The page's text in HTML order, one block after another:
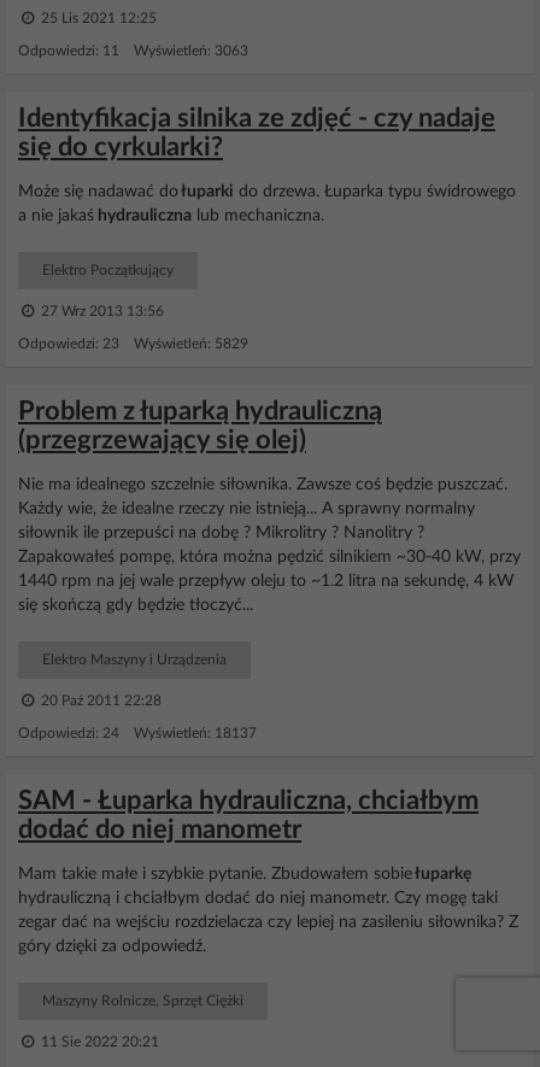
25 Lis 2021 12:25
Odpowiedzi: 11 Wyświetleń: 3063
Identyfikacja silnika ze zdjęć - czy nadaje
się do cyrkularki?
Może się nadawać dołuparki do drzewa. Łuparka typu świdrowego
a nie jakaś hydrauliczna lub mechaniczna.
Elektro Początkujący
27 Wrz 2013 13:56
Odpowiedzi: 23 Wyświetleń: 5829
Problem z łuparką hydrauliczną
(przegrzewający się olej)
Nie ma idealnego szczelnie siłownika. Zawsze coś będzie puszczać.
Każdy wie, że idealne rzeczy nie istnieją... A sprawny normalny
siłownik ile przepuści na dobę ? Mikrolitry ? Nanolitry ?
Zapakowałeś pompę, która można pędzić silnikiem ~30-40 kW, przy
1440 rpm na jej wale przepływ oleju to ~1.2 litra na sekundę, 4 kW
się skończą gdy będzie tłoczyć...
Elektro Maszyny i Urządzenia
20 Paź 2011 22:28
Odpowiedzi: 24 Wyświetleń: 18137
SAM - Łuparka hydrauliczna, chciałbym
dodać do niej manometr
Mam takie małe i szybkie pytanie. Zbudowałem sobiełuparkę
hydrauliczną i chciałbym dodać do niej manometr. Czy mogę taki
zegar dać na wejściu rozdzielacza czy lepiej na zasileniu siłownika? Z
góry dzięki za odpowiedź.
Maszyny Rolnicze, Sprzęt Ciężki
11 Sie 2022 20:21